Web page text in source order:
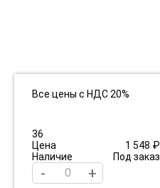
Все цены с НДС 20%
36
Цена
1 548 ₽
Наличие
Под заказ
- +